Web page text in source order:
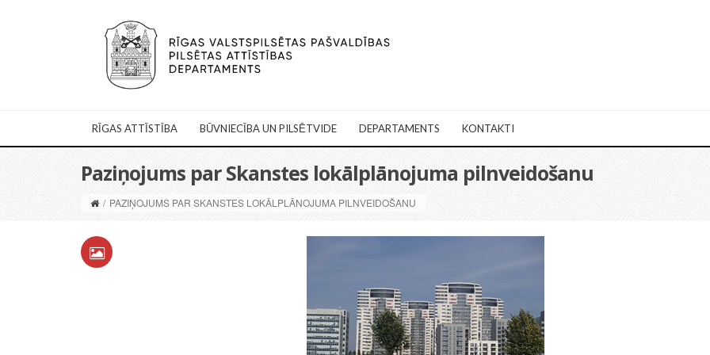
RĪGAS ATTĪSTĪBA BŪVNIECĪBA UN PILSĒTVIDE DEPARTAMENTS KONTAKTI
Paziņojums par Skanstes lokālplānojuma pilnveidošanu
/ PAZIŅOJUMS PAR SKANSTES LOKĀLPLĀNOJUMA PILNVEIDOŠANU